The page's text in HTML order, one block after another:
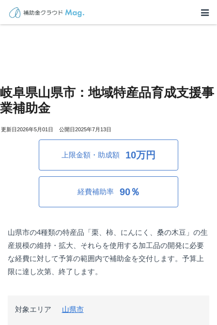
岐阜県山県市：地域特産品育成支援事
業補助金
2026年5月01日 2025年7月13日
上限金額・助成額 10万円
経費補助率 90％
山県市の4種類の特産品「栗、柿、にんにく、桑の木豆」の生
産規模の維持・拡大、それらを使用する加工品の開発に必要
な経費に対して予算の範囲内で補助金を交付します。予算上
限に達し次第、終了します。
対象エリア 山県市